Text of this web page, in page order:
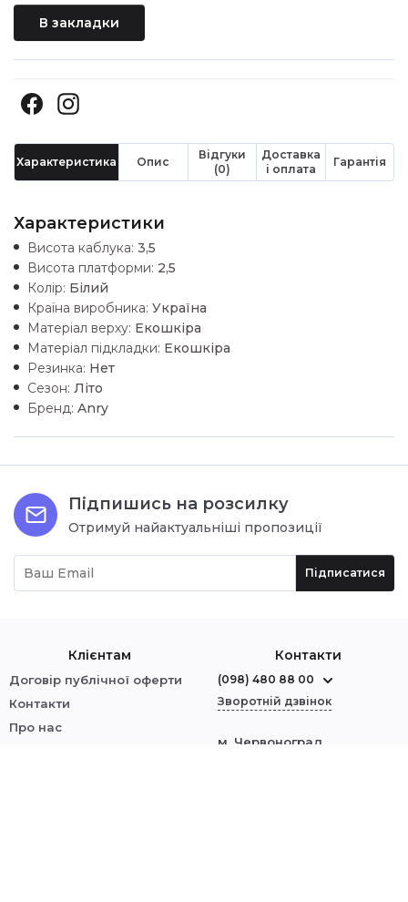
В закладки
Характеристика Опис
Відгуки
(0)
Доставка
і оплата
Гарантія
Характеристики
Висота каблука: 3,5
Висота платформи: 2,5
Колір: Білий
Країна виробника: Україна
Матеріал верху: Екошкiра
Матеріал підкладки: Екошкiра
Резинка: Нет
Сезон: Літо
Бренд: Anry
Підпишись на розсилку
Отримуй найактуальніші пропозиції
Підписатися
Клієнтам
Договір публічної оферти
Контакти
Про нас
Контакти
(098) 480 88 00
Зворотній дзвінок
м. Червоноград